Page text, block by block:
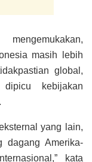
masih lebih
global,
kebijakan
yang lain,
dagang Amerika-
kata